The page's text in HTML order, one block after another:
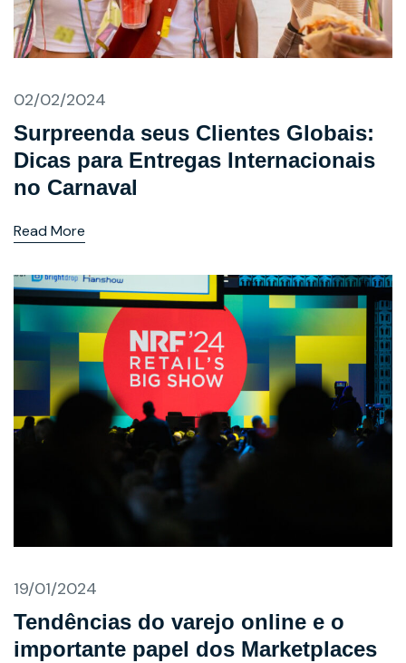
02/02/2024
Surpreenda seus Clientes Globais:
Dicas para Entregas Internacionais
no Carnaval
Read More
19/01/2024
Tendências do varejo online e o
importante papel dos Marketplaces